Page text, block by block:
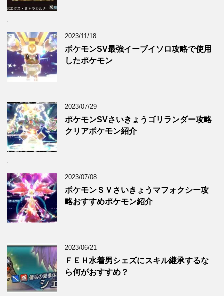
2023/11/18
ポケモンSV最強イーブイソロ攻略で使用
したポケモン
2023/07/29
ポケモンSVさいきょうゴリランダー攻略
クリアポケモン紹介
2023/07/08
ポケモンＳＶさいきょうマフォクシー攻
略おすすめポケモン紹介
2023/06/21
ＦＥＨ水着男シェズにスキル継承するな
ら何がおすすめ？